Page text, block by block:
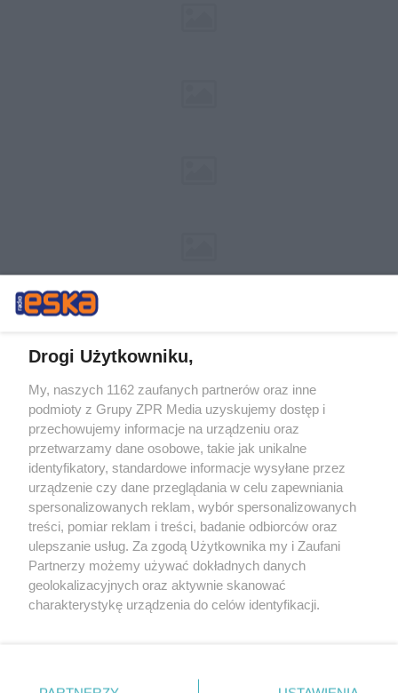
Żaden utwór zamieszczony w serwisie nie może być powielany i
rozpowszechniany lub dalej rozpowszechniany w jakikolwiek sposób (w
tym także elektroniczny lub mechaniczny) na jakimkolwiek polu
eksploatacji w jakiejkolwiek formie, włącznie z umieszczaniem w
Internecie bez pisemnej zgody właściciela praw. Jakiekolwiek użycie lub
wykorzystanie utworów w całości lub w części z naruszeniem prawa,
tzn. bez właściwej zgody, jest zabronione pod groźbą kary i może być
ścigane prawnie.
Drogi Użytkowniku,
My, naszych 1162 zaufanych partnerów oraz inne
podmioty z Grupy ZPR Media uzyskujemy dostęp i
przechowujemy informacje na urządzeniu oraz
przetwarzamy dane osobowe, takie jak unikalne
identyfikatory, standardowe informacje wysyłane przez
urządzenie czy dane przeglądania w celu zapewniania
spersonalizowanych reklam, wybór spersonalizowanych
treści, pomiar reklam i treści, badanie odbiorców oraz
ulepszanie usług. Za zgodą Użytkownika my i Zaufani
Partnerzy możemy używać dokładnych danych
geolokalizacyjnych oraz aktywnie skanować
charakterystykę urządzenia do celów identyfikacji.
zmienić/wycofać klikając przycisk ustawień prywatności